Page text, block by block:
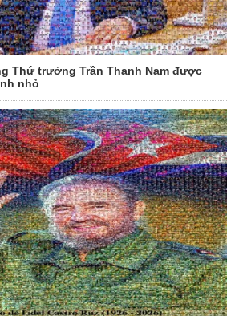
Thứ trưởng Trần Thanh Nam được
nhỏ